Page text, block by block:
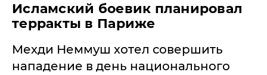
Исламский боевик планировал
терракты в Париже
Мехди Неммуш хотел совершить
нападение в день национального